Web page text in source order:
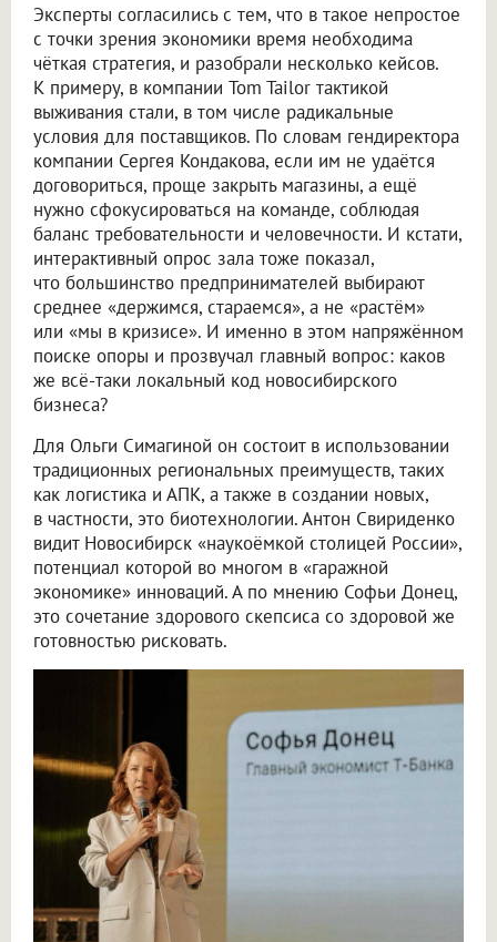
Эксперты согласились с тем, что в такое непростое
с точки зрения экономики время необходима
чёткая стратегия, и разобрали несколько кейсов.
К примеру, в компании Tom Tailor тактикой
выживания стали, в том числе радикальные
условия для поставщиков. По словам гендиректора
компании Сергея Кондакова, если им не удаётся
договориться, проще закрыть магазины, а ещё
нужно сфокусироваться на команде, соблюдая
баланс требовательности и человечности. И кстати,
интерактивный опрос зала тоже показал,
что большинство предпринимателей выбирают
среднее «держимся, стараемся», а не «растём»
или «мы в кризисе». И именно в этом напряжённом
поиске опоры и прозвучал главный вопрос: каков
же всё-таки локальный код новосибирского
бизнеса?
Для Ольги Симагиной он состоит в использовании
традиционных региональных преимуществ, таких
как логистика и АПК, а также в создании новых,
в частности, это биотехнологии. Антон Свириденко
видит Новосибирск «наукоёмкой столицей России»,
потенциал которой во многом в «гаражной
экономике» инноваций. А по мнению Софьи Донец,
это сочетание здорового скепсиса со здоровой же
готовностью рисковать.